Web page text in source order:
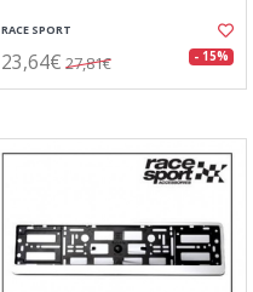
RACE SPORT
23,64€ 27,81€ - 15%